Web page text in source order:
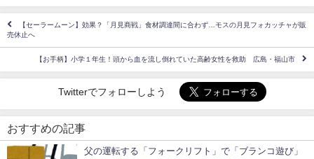
【セーラームーン】効果？「月見商戦」食材調達間に合わず…モスの月見フォカッチャが販
売休止へ
【お手柄】小学１年生！頭から血を流し倒れていた高齢女性を救助 広島・福山市
Twitterでフォローしよう
おすすめの記事
父の運転する「フォークリフト」で「ブランコ遊び」